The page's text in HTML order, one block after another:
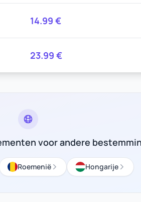
14.99 €
23.99 €
voor andere
Roemenië Hongarije